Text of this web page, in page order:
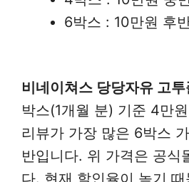
6박스 : 10만원 후
비네이쳐스 당당자유 고
박스(1개월 분) 기준 4만
리뷰가 가장 많은 6박스
반입니다. 위 가격은 공식
다. 현재 할인율이 높기